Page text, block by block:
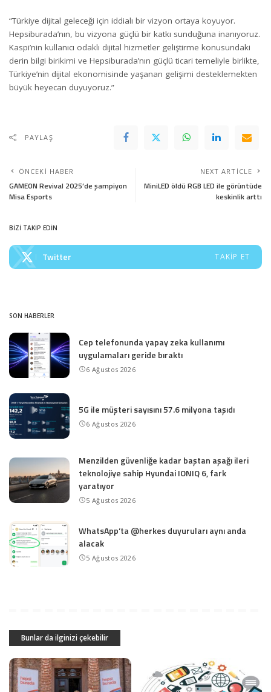
“Türkiye dijital geleceği için iddialı bir vizyon ortaya koyuyor.
Hepsiburada’nın, bu vizyona güçlü bir katkı sunduğuna inanıyoruz.
Kaspi’nin kullanıcı odaklı dijital hizmetler geliştirme konusundaki
derin bilgi birikimi ve Hepsiburada’nın güçlü ticari temeliyle birlikte,
Türkiye’nin dijital ekonomisinde yaşanan gelişimi desteklemekten
büyük heyecan duyuyoruz.”
PAYLAŞ
ÖNCEKI HABER
GAMEON Revival 2025’de şampiyon
Misa Esports
NEXT ARTICLE
MiniLED öldü RGB LED ile görüntüde
keskinlik arttı
BİZİ TAKİP EDİN
Twitter TAKIP ET
SON HABERLER
Cep telefonunda yapay zeka kullanımı
uygulamaları geride bıraktı
6 Ağustos 2026
5G ile müşteri sayısını 57.6 milyona taşıdı
6 Ağustos 2026
Menzilden güvenliğe kadar baştan aşağı ileri
teknolojiye sahip Hyundai IONIQ 6, fark
yaratıyor
5 Ağustos 2026
WhatsApp’ta @herkes duyuruları aynı anda
alacak
5 Ağustos 2026
Bunlar da ilginizi çekebilir